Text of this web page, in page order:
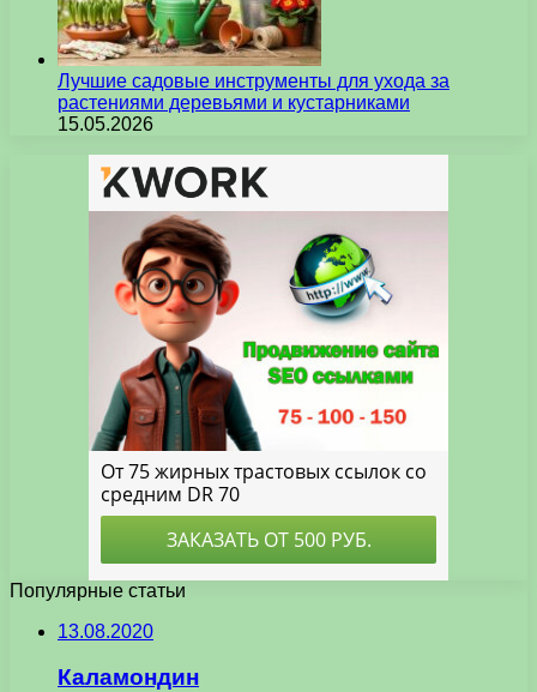
Лучшие садовые инструменты для ухода за
растениями деревьями и кустарниками
15.05.2026
Популярные статьи
13.08.2020
Каламондин